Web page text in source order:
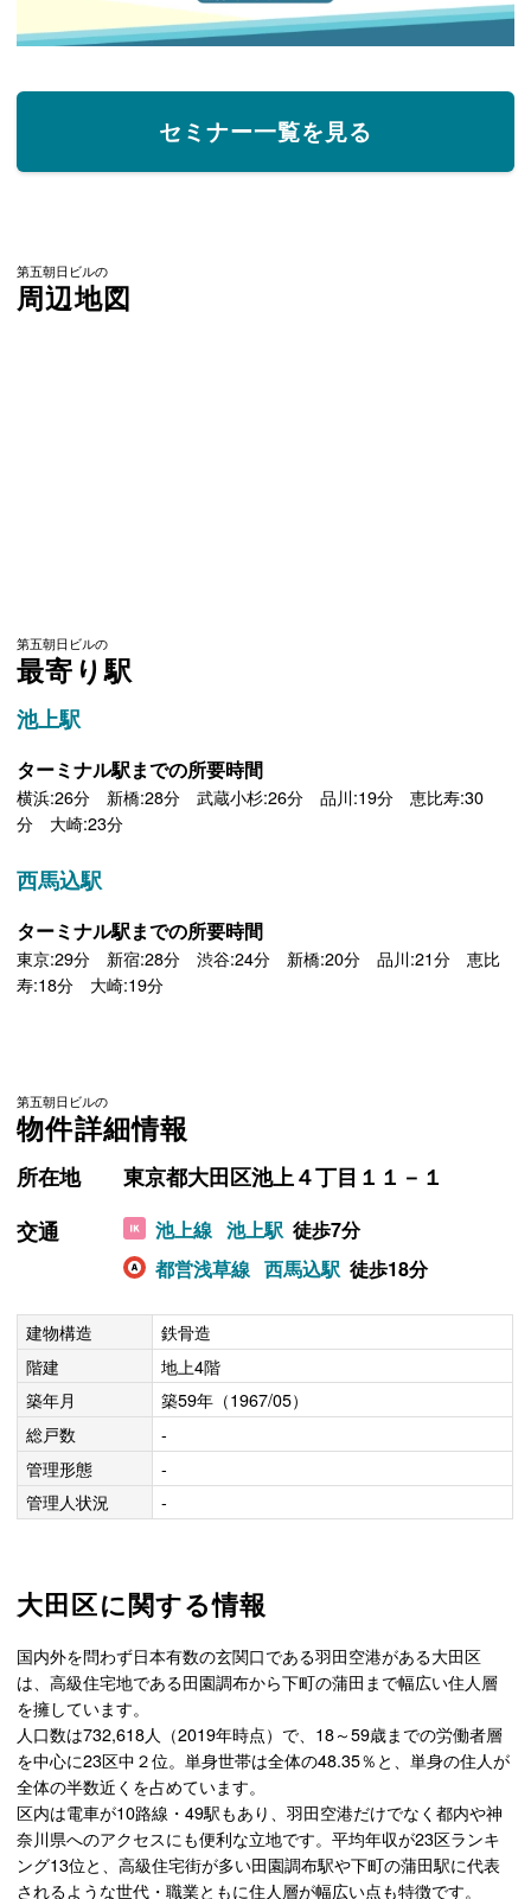
セミナー一覧を見る
第五朝日ビルの
周辺地図
第五朝日ビルの
最寄り駅
池上駅
ターミナル駅までの所要時間
横浜:26分 新橋:28分 武蔵小杉:26分 品川:19分 恵比寿:30
分 大崎:23分
西馬込駅
ターミナル駅までの所要時間
東京:29分 新宿:28分 渋谷:24分 新橋:20分 品川:21分 恵比
寿:18分 大崎:19分
第五朝日ビルの
物件詳細情報
所在地
東京都大田区池上４丁目１１－１
交通
池上線 池上駅 徒歩7分
都営浅草線 西馬込駅 徒歩18分
建物構造
鉄骨造
階建
地上4階
築年月
築59年（1967/05）
総戸数
-
管理形態
-
管理人状況
-
大田区に関する情報
国内外を問わず日本有数の玄関口である羽田空港がある大田区
は、高級住宅地である田園調布から下町の蒲田まで幅広い住人層
を擁しています。
人口数は732,618人（2019年時点）で、18～59歳までの労働者層
を中心に23区中２位。単身世帯は全体の48.35％と、単身の住人が
全体の半数近くを占めています。
区内は電車が10路線・49駅もあり、羽田空港だけでなく都内や神
奈川県へのアクセスにも便利な立地です。平均年収が23区ランキ
ング13位と、高級住宅街が多い田園調布駅や下町の蒲田駅に代表
されるような世代・職業ともに住人層が幅広い点も特徴です。